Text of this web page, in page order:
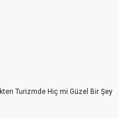
Turizmde Hiç mi Güzel Bir Şey